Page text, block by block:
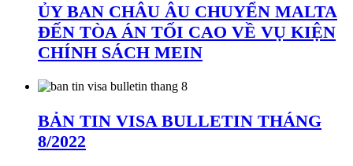
ỦY BAN CHÂU ÂU CHUYỂN MALTA
ĐẾN TÒA ÁN TỐI CAO VỀ VỤ KIỆN
CHÍNH SÁCH MEIN
BẢN TIN VISA BULLETIN THÁNG
8/2022